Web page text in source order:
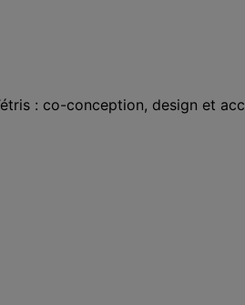
: co-conception, design et